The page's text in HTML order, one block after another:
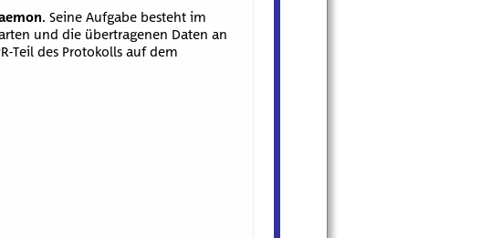
. Seine Aufgabe besteht im
und die übertragenen Daten an
Teil des Protokolls auf dem